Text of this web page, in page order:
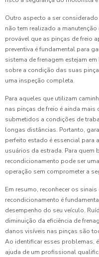
Outro aspecto a ser considerado
não tem realizado a
provável que as pinças de freio
preventiva é fundamental para
sistema de frenagem estejam
sobre a condição das suas
uma inspeção completa.
Para aqueles que utilizam
nas pinças de freio é ainda mais
submetidos a condições de
longas distâncias. Portanto,
perfeito estado é essencial para
usuários da estrada. Para quem
recondicionamento pode ser
operação sem comprometer a
Em resumo, reconhecer os
recondicionamento é
desempenho do seu veículo.
diminuição da eficiência de
danos visíveis nas pinças são
Ao identificar esses problemas,
ajuda de um profissional